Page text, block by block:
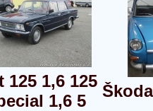
125 1,6 125
1,6 5